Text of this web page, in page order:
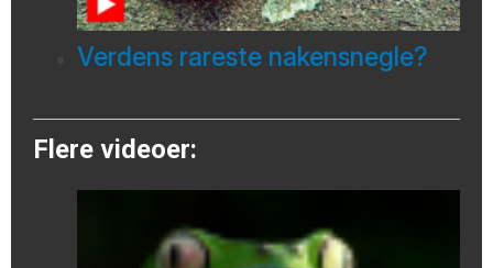
Verdens rareste nakensnegle?
Flere videoer: